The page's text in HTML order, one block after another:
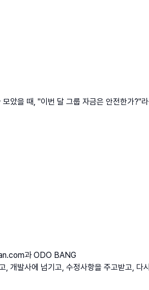
았을 때, "이번 달 그룹 자금은 안전한가
과 ODO BANG
개발사에 넘기고, 수정사항을 주고받고,